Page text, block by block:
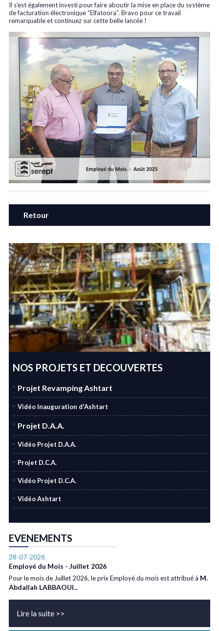
Il s’est également investi pour faire aboutir la mise en place du système
de facturation électronique “Elfatoora”. Bravo pour ce travail
remarquable et continuez sur cette belle lancée !
Retour
NOS PROJETS ET DECOUVERTES
Projet Revamping Ashtart
Vidéo Inauguration d'Ashtart
Projet D.A.A.
Vidéo Projet D.A.A.
Projet D.C.A.
Vidéo Projet D.C.A.
Vidéo Ashtart
EVENEMENTS
28-07-2026
Employé du Mois - Juillet 2026
Pour le mois de Juillet 2026, le prix Employé du mois est attribué à M.
Abdallah LABBAOUI...
Lire la suite >>